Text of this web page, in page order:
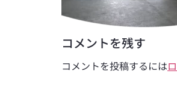
コメントを残す
コメントを投稿するには